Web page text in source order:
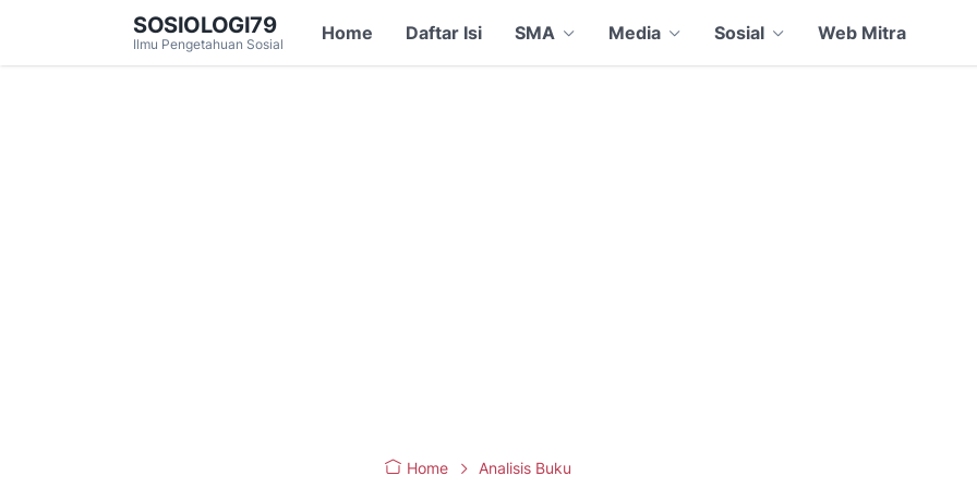
SOSIOLOGI79
Ilmu Pengetahuan Sosial
Home Daftar Isi SMA Media Sosial Web Mitra
Home Analisis Buku